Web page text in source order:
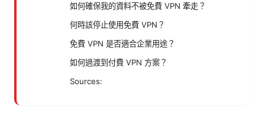
如何確保我的資料不被免費 VPN 牽走？
何時該停止使用免費 VPN？
免費 VPN 是否適合企業用途？
如何過渡到付費 VPN 方案？
Sources: